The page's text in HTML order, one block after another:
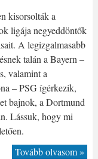
kisorsolták a
ligája negyeddöntők
A legizgalmasabb
talán a Bayern –
valamint a
– PSG ígérkezik,
bajnok, a Dortmund
Lássuk, hogy mi
Tovább olvasom »